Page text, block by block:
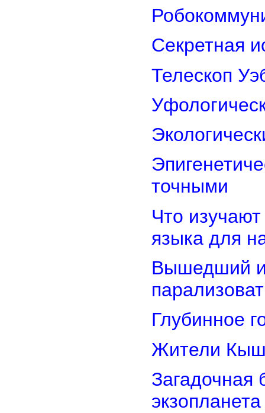
Секретная
Телескоп
точными
Что
языка для
Вышедший
Глубинное
Жители
Загадочная
экзопланета